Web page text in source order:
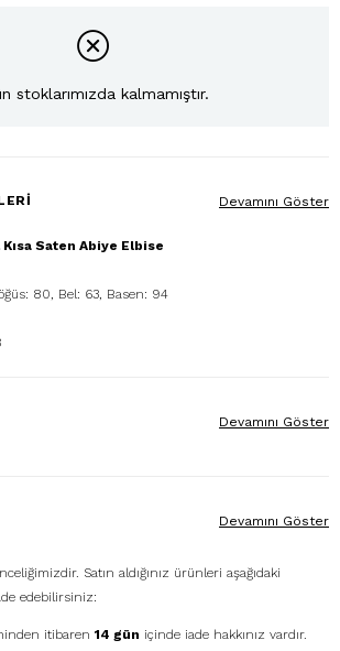
stoklarımızda kalmamıştır.
Saten Abiye Elbise
80, Bel: 63, Basen: 94
Devamını Göster
Devamını Göster
Satın aldığınız ürünleri aşağıdaki
edebilirsiniz:
itibaren 14 gün içinde iade hakkınız vardır.
Devamını Göster